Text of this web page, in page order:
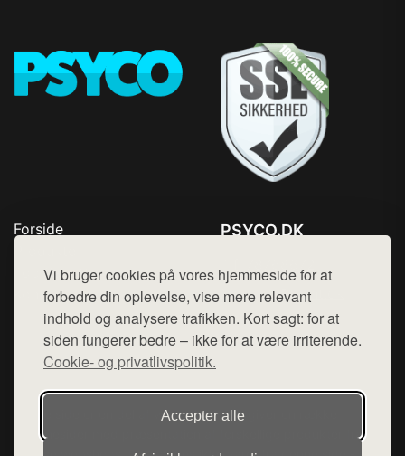
Vi bruger cookies på vores hjemmeside for at
forbedre din oplevelse, vise mere relevant
indhold og analysere trafikken. Kort sagt: for at
siden fungerer bedre – ikke for at være irriterende.
Cookie- og privatlivspolitik.
Accepter alle
Forside
Top Rabatter
Kontakt
PSYCO.DK
Mail: hej@want.dk
Cookie- og privatlivspolitik
Denne side er en del af want.dk, der udgiver en række
hjemmesider med præsentation af forskellige produkter fra